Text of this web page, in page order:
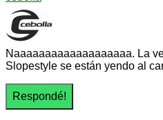
Naaaaaaaaaaaaaaaaaaa. La
Slopestyle se están yendo al